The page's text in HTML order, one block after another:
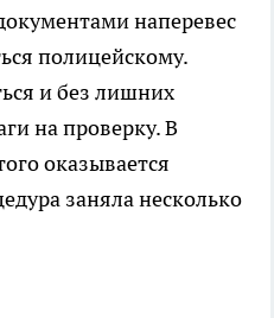
наперевес
полицейскому.
и без лишних
на проверку. В
оказывается
заняла несколько